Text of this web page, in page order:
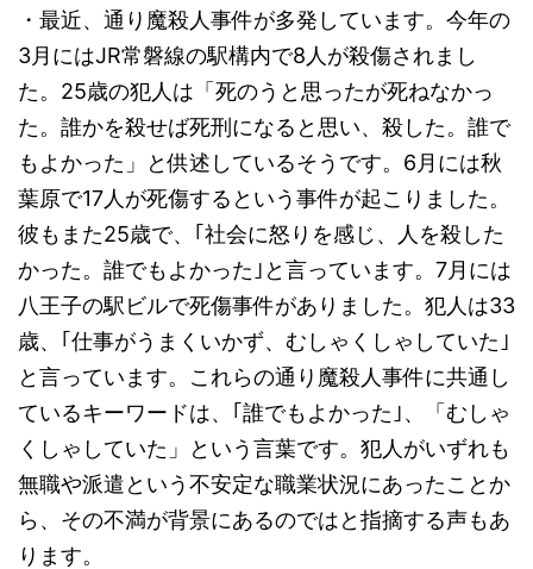
・最近、通り魔殺人事件が多発しています。今年の
3月にはJR常磐線の駅構内で8人が殺傷されまし
た。25歳の犯人は「死のうと思ったが死ねなかっ
た。誰かを殺せば死刑になると思い、殺した。誰で
もよかった」と供述しているそうです。6月には秋
葉原で17人が死傷するという事件が起こりました。
彼もまた25歳で、｢社会に怒りを感じ、人を殺した
かった。誰でもよかった｣と言っています。7月には
八王子の駅ビルで死傷事件がありました。犯人は33
歳、｢仕事がうまくいかず、むしゃくしゃしていた｣
と言っています。これらの通り魔殺人事件に共通し
ているキーワードは、｢誰でもよかった｣、「むしゃ
くしゃしていた」という言葉です。犯人がいずれも
無職や派遣という不安定な職業状況にあったことか
ら、その不満が背景にあるのではと指摘する声もあ
ります。